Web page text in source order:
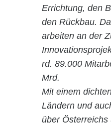
Errichtung, den
den Rückbau.
arbeiten an der
rd. 89.000
Mrd.
Mit einem
Ländern und
über